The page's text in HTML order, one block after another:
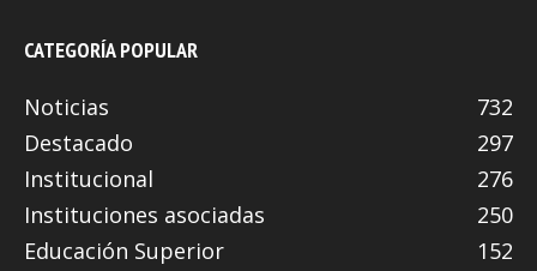
CATEGORÍA POPULAR
Noticias
732
Destacado
297
Institucional
276
Instituciones asociadas
250
Educación Superior
152